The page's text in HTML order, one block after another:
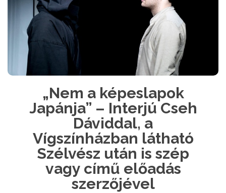
„Nem a képeslapok
Japánja” – Interjú Cseh
Dáviddal, a
Vígszínházban látható
Szélvész után is szép
vagy című előadás
szerzőjével